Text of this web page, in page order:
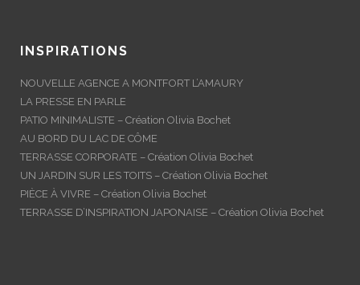
INSPIRATIONS
NOUVELLE AGENCE A MONTFORT L’AMAURY
LA PRESSE EN PARLE
PATIO MINIMALISTE – Création Olivia Bochet
AU BORD DU LAC DE CÔME
TERRASSE CORPORATE – Création Olivia Bochet
UN JARDIN SUR LES TOITS – Création Olivia Bochet
PIÈCE À VIVRE – Création Olivia Bochet
TERRASSE D’INSPIRATION JAPONAISE – Création Olivia Bochet